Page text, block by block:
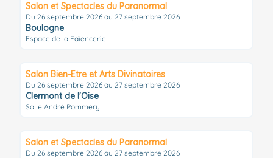
Salon et Spectacles du Paranormal
Du 26 septembre 2026 au 27 septembre 2026
Boulogne
Espace de la Faïencerie
Salon Bien-Etre et Arts Divinatoires
Du 26 septembre 2026 au 27 septembre 2026
Clermont de l'Oise
Salle André Pommery
Salon et Spectacles du Paranormal
Du 26 septembre 2026 au 27 septembre 2026